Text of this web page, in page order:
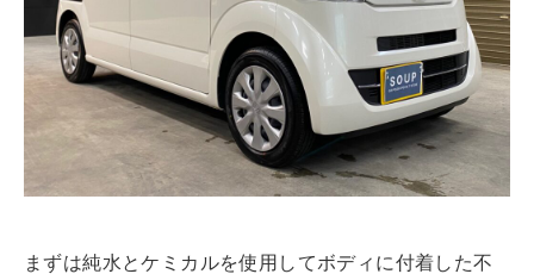
まずは純水とケミカルを使用してボディに付着した不